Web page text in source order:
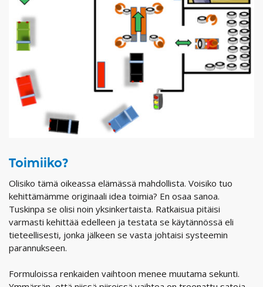
Toimiiko?
Olisiko tämä oikeassa elämässä mahdollista. Voisiko tuo
kehittämämme originaali idea toimia? En osaa sanoa.
Tuskinpa se olisi noin yksinkertaista. Ratkaisua pitäisi
varmasti kehittää edelleen ja testata se käytännössä eli
tieteellisesti, jonka jälkeen se vasta johtaisi systeemin
parannukseen.
Formuloissa renkaiden vaihtoon menee muutama sekunti.